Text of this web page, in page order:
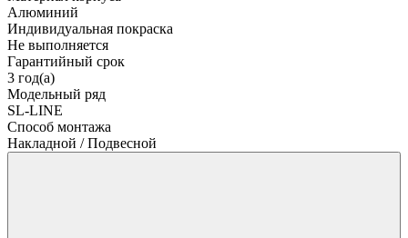
Алюминий
Индивидуальная покраска
Не выполняется
Гарантийный срок
3 год(а)
Модельный ряд
SL-LINE
Способ монтажа
Накладной / Подвесной